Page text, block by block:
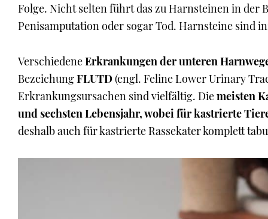
Folge. Nicht selten führt das zu Harnsteinen in
Penisamputation oder sogar Tod. Harnsteine sind
VerschiedeneErkrankungen der unteren
BezeichungFLUTD(engl. Feline Lower Urinary
Erkrankungsursachen sind vielfältig. Diemeisten
und sechsten Lebensjahr, wobei für kastrierte
deshalb auch für kastrierte Rassekater komplett